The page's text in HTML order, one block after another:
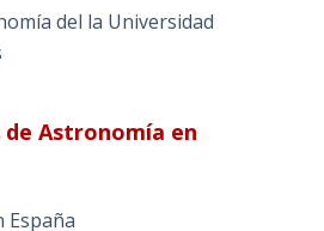
del la Universidad
de Astronomía en
España